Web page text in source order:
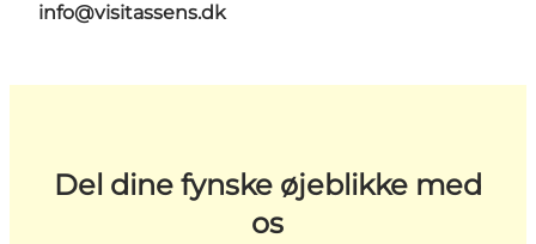
info@visitassens.dk
Del dine fynske øjeblikke med
os